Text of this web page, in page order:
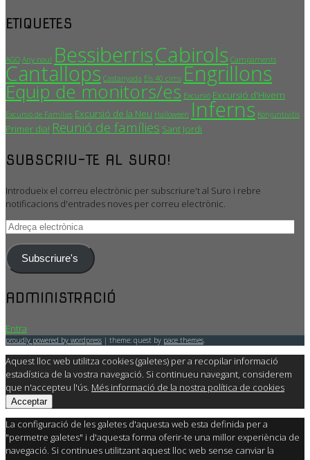
ETIQUETES
AGO Any nou! BessiberrisCabirols Campaments
Cantallops Castanyada Els 40 cims Engrillons
Equip de monitors/es Excursió Excursió d'Hivern
Excursió de Famílies Excursió de la Neu Halloween Inferns Konjuntivitis
Primer dia! Reunió de famílies Sant Jordi
SUBSCRIU-TE AL SURO!
Introdueix el correu electrònic per subscriure't al Suro i rebre
notificacions d'entrades noves per correu electrònic.
Adreça
Subscriure's
ADMINISTRACIÓ
Entra
proudly powered by wordpress | theme: quest by pace themes
Aquest lloc web utilitza cookies (galetes) per a recopilar informació
estadística de la vostra navegació. Si continueu navegant, considerem
que n'accepteu l'ús. Més informació de la nostra política de cookies
Acceptar
La configuració de les galetes d'aquesta web esta definida per a
"permetre galetes" i d'aquesta forma oferir-te una millor experiència de
navegació. Si continues utilitzant aquest lloc web sense canviar la